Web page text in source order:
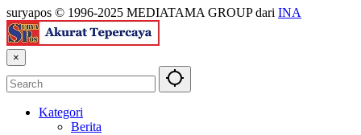
suryapos © 1996-2025 MEDIATAMA GROUP dari INA
×
Kategori
Berita